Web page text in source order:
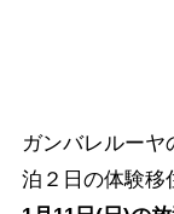
ガンバレルーヤ
泊２日の体験移